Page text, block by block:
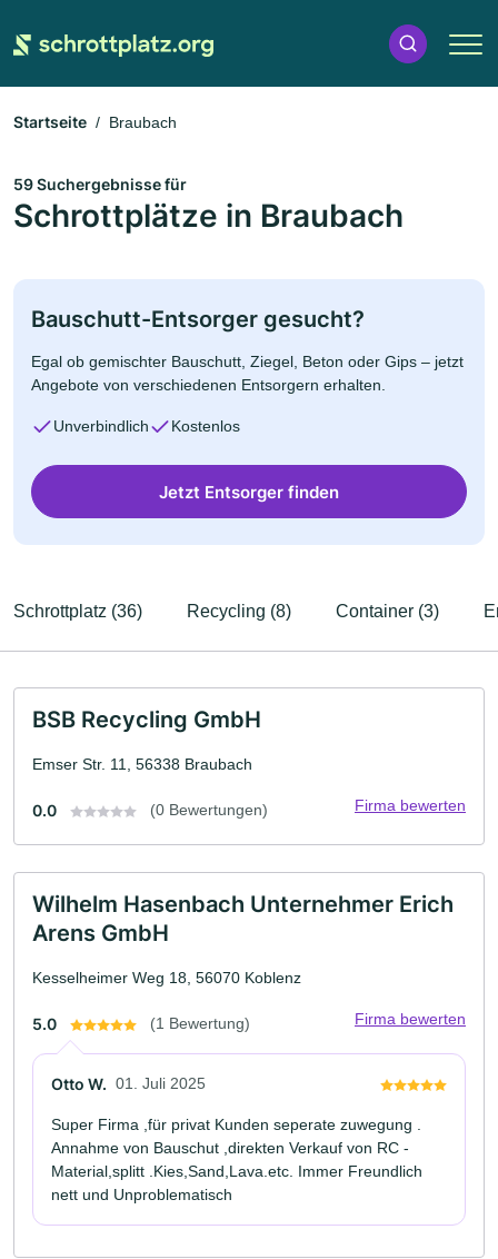
Startseite Braubach
59 Suchergebnisse für
Schrottplätze in Braubach
Bauschutt-Entsorger gesucht?
Egal ob gemischter Bauschutt, Ziegel, Beton oder Gips – jetzt
Angebote von verschiedenen Entsorgern erhalten.
Unverbindlich Kostenlos
Jetzt Entsorger finden
Schrottplatz (36) Recycling (8) Container (3)
BSB Recycling GmbH
Emser Str. 11, 56338 Braubach
0.0 (0 Bewertungen) Firma bewerten
Wilhelm Hasenbach Unternehmer Erich
Arens GmbH
Kesselheimer Weg 18, 56070 Koblenz
5.0 (1 Bewertung) Firma bewerten
Otto W. 01. Juli 2025
Super Firma ,für privat Kunden seperate zuwegung .
Annahme von Bauschut ,direkten Verkauf von RC -
Material,splitt .Kies,Sand,Lava.etc. Immer Freundlich
nett und Unproblematisch